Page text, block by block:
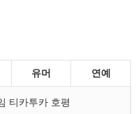
유머 연예
티카투카 호평